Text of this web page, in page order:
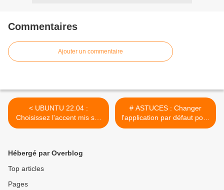
Commentaires
Ajouter un commentaire
< UBUNTU 22.04 :
Choisissez l'accent mis sur
les couleurs de répertoires.
# ASTUCES : Changer
l'application par défaut pour
un type de fichier sous
Hébergé par Overblog
Top articles
Pages